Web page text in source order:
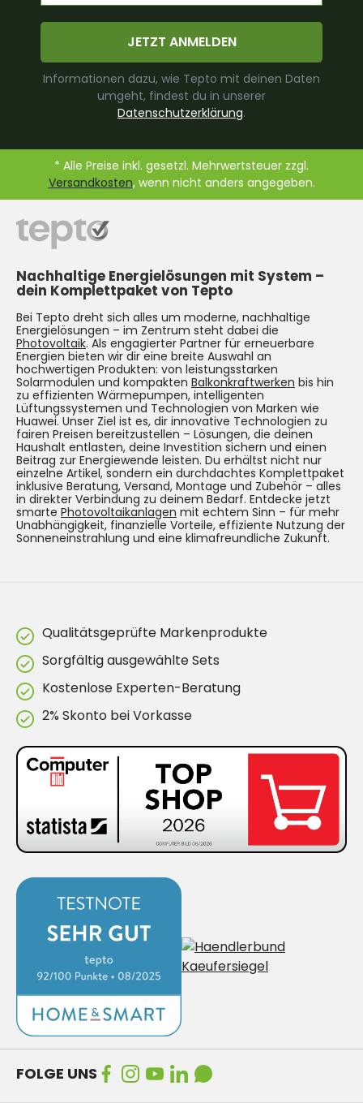
JETZT ANMELDEN
Informationen dazu, wie Tepto mit deinen Daten
umgeht, findest du in unserer
Datenschutzerklärung.
* Alle Preise inkl. gesetzl. Mehrwertsteuer zzgl.
Versandkosten, wenn nicht anders angegeben.
Nachhaltige Energielösungen mit System –
dein Komplettpaket von Tepto
Bei Tepto dreht sich alles um moderne, nachhaltige
Energielösungen – im Zentrum steht dabei die
Photovoltaik. Als engagierter Partner für erneuerbare
Energien bieten wir dir eine breite Auswahl an
hochwertigen Produkten: von leistungsstarken
Solarmodulen und kompakten Balkonkraftwerken bis hin
zu effizienten Wärmepumpen, intelligenten
Lüftungssystemen und Technologien von Marken wie
Huawei. Unser Ziel ist es, dir innovative Technologien zu
fairen Preisen bereitzustellen – Lösungen, die deinen
Haushalt entlasten, deine Investition sichern und einen
Beitrag zur Energiewende leisten. Du erhältst nicht nur
einzelne Artikel, sondern ein durchdachtes Komplettpaket
inklusive Beratung, Versand, Montage und Zubehör – alles
in direkter Verbindung zu deinem Bedarf. Entdecke jetzt
smarte Photovoltaikanlagen mit echtem Sinn – für mehr
Unabhängigkeit, finanzielle Vorteile, effiziente Nutzung der
Sonneneinstrahlung und eine klimafreundliche Zukunft.
Qualitätsgeprüfte Markenprodukte
Sorgfältig ausgewählte Sets
Kostenlose Experten-Beratung
2% Skonto bei Vorkasse
FOLGE UNS